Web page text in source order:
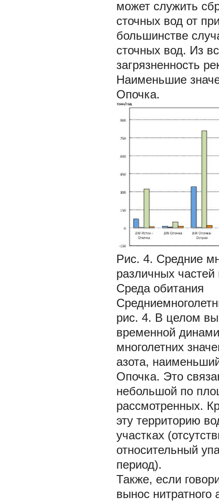
может служить
сточных вод от
большинстве
сточных вод. Из
загрязненность
Наименьшие
Опочка.
Рис. 4. Средние
различных
Среда обитания
рис. 4. В целом
временной
многолетних
азота,
Опочка. Это
небольшой по
рассмотренных.
эту территорию
участках
относительный
период).
Также, если
вынос